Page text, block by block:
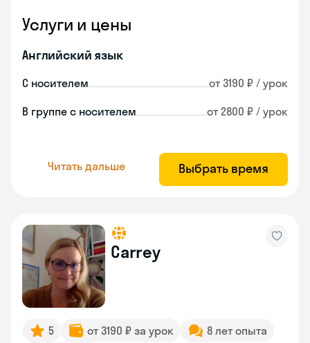
Услуги и цены
Английский язык
С носителем от 3190 ₽ / урок
В группе с носителем от 2800 ₽ / урок
Читать дальше Выбрать время
Carrey
5 от 3190 ₽ за урок
8 лет опыта